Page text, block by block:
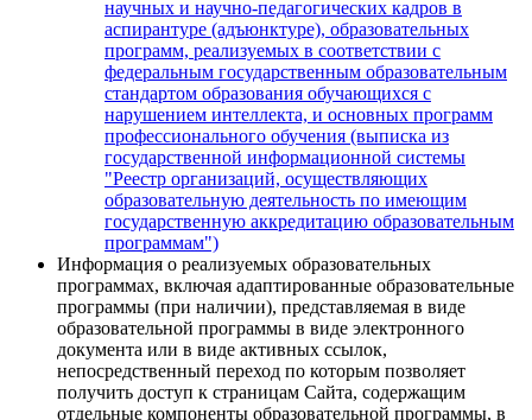
научных и научно-педагогических кадров в
аспирантуре (адъюнктуре), образовательных
программ, реализуемых в соответствии с
федеральным государственным образовательным
стандартом образования обучающихся с
нарушением интеллекта, и основных программ
профессионального обучения (выписка из
государственной информационной системы
"Реестр организаций, осуществляющих
образовательную деятельность по имеющим
государственную аккредитацию образовательным
программам")
Информация о реализуемых образовательных
программах, включая адаптированные образовательные
программы (при наличии), представляемая в виде
образовательной программы в виде электронного
документа или в виде активных ссылок,
непосредственный переход по которым позволяет
получить доступ к страницам Сайта, содержащим
отдельные компоненты образовательной программы, в